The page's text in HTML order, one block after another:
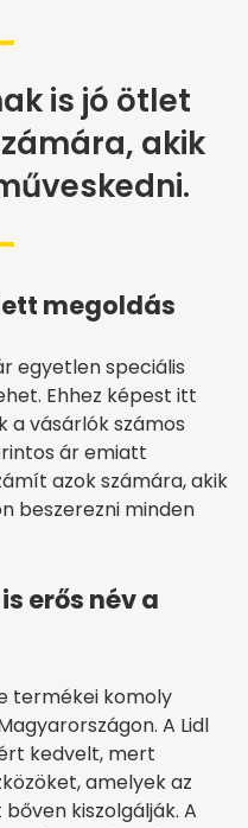
is jó ötlet
akik
megoldás
egyetlen speciális
Ehhez képest itt
vásárlók számos
ár emiatt
azok számára, akik
beszerezni minden
erős név a
termékei komoly
A Lidl
kedvelt, mert
amelyek az
kiszolgálják. A